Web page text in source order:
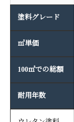
塗料グレード
㎡単価
100㎡での総額
耐用年数